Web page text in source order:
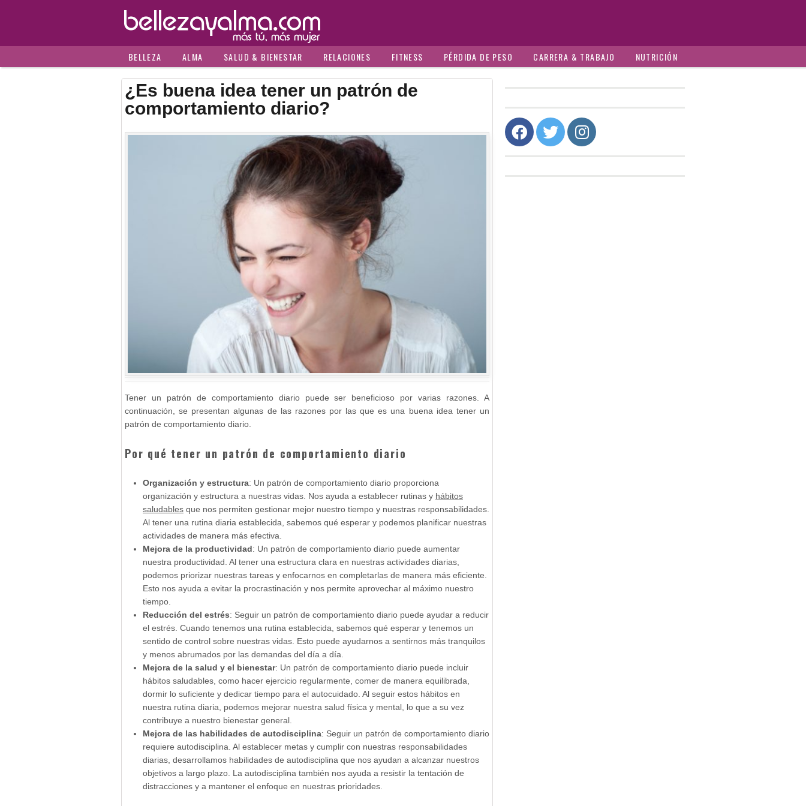
BELLEZA ALMA SALUD & BIENESTAR RELACIONES FITNESS PÉRDIDA DE PESO CARRERA & TRABAJO NUTRICIÓN
¿Es buena idea tener un patrón de
comportamiento diario?
Tener un patrón de comportamiento diario puede ser beneficioso por varias razones. A
continuación, se presentan algunas de las razones por las que es una buena idea tener un
patrón de comportamiento diario.
Por qué tener un patrón de comportamiento diario
Organización y estructura: Un patrón de comportamiento diario proporciona
organización y estructura a nuestras vidas. Nos ayuda a establecer rutinas y hábitos
saludables que nos permiten gestionar mejor nuestro tiempo y nuestras responsabilidades.
Al tener una rutina diaria establecida, sabemos qué esperar y podemos planificar nuestras
actividades de manera más efectiva.
Mejora de la productividad: Un patrón de comportamiento diario puede aumentar
nuestra productividad. Al tener una estructura clara en nuestras actividades diarias,
podemos priorizar nuestras tareas y enfocarnos en completarlas de manera más eficiente.
Esto nos ayuda a evitar la procrastinación y nos permite aprovechar al máximo nuestro
tiempo.
Reducción del estrés: Seguir un patrón de comportamiento diario puede ayudar a reducir
el estrés. Cuando tenemos una rutina establecida, sabemos qué esperar y tenemos un
sentido de control sobre nuestras vidas. Esto puede ayudarnos a sentirnos más tranquilos
y menos abrumados por las demandas del día a día.
Mejora de la salud y el bienestar: Un patrón de comportamiento diario puede incluir
hábitos saludables, como hacer ejercicio regularmente, comer de manera equilibrada,
dormir lo suficiente y dedicar tiempo para el autocuidado. Al seguir estos hábitos en
nuestra rutina diaria, podemos mejorar nuestra salud física y mental, lo que a su vez
contribuye a nuestro bienestar general.
Mejora de las habilidades de autodisciplina: Seguir un patrón de comportamiento diario
requiere autodisciplina. Al establecer metas y cumplir con nuestras responsabilidades
diarias, desarrollamos habilidades de autodisciplina que nos ayudan a alcanzar nuestros
objetivos a largo plazo. La autodisciplina también nos ayuda a resistir la tentación de
distracciones y a mantener el enfoque en nuestras prioridades.